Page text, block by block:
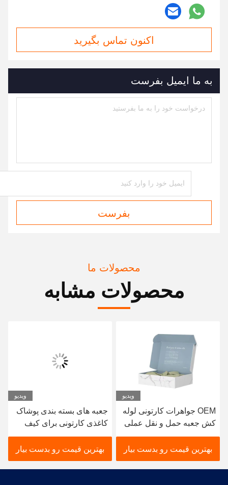
اکنون تماس بگیرید
به ما ایمیل بفرست
بفرست
محصولات ما
محصولات مشابه
ویدیو
OEM جواهرات کارتونی لوله
کش جعبه حمل و نقل عملی
برای لباس تی شرت
بهترین قیمت رو بدست بیار
ویدیو
جعبه های بسته بندی پوشاک
کاغذی کارتونی برای کیف
دستی
بهترین قیمت رو بدست بیار